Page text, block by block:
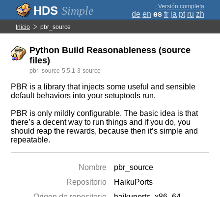
Simple ; Versión completa
de en es fr ja pt ru zh
Inicio pbr_source
Python Build Reasonableness (source
files)
pbr_source-5.5.1-3-source
PBR is a library that injects some useful and sensible
default behaviors into your setuptools run.
PBR is only mildly configurable. The basic idea is that
there’s a decent way to run things and if you do, you
should reap the rewards, because then it’s simple and
repeatable.
Nombre
pbr_source
Repositorio
HaikuPorts